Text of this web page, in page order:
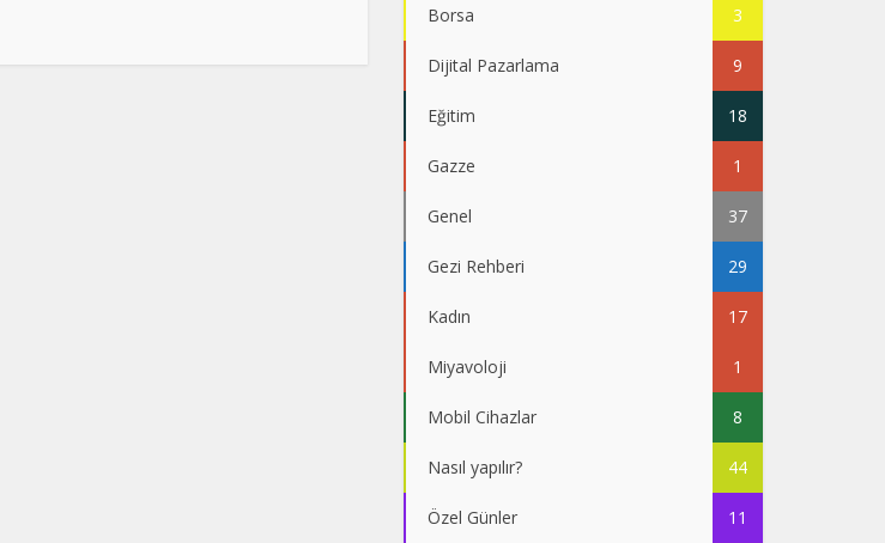
Borsa 3
Dijital Pazarlama 9
Eğitim 18
Gazze 1
Genel 37
Gezi Rehberi 29
Kadın 17
Miyavoloji 1
Mobil Cihazlar 8
Nasıl yapılır? 44
Özel Günler 11